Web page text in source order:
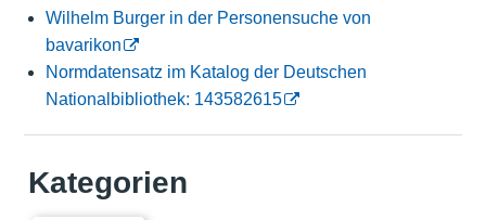
Wilhelm Burger in der Personensuche von
bavarikon
Normdatensatz im Katalog der Deutschen
Nationalbibliothek: 143582615
Kategorien